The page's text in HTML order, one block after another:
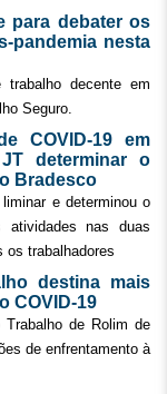
para debater os
pandemia nesta
decente em
Seguro.
COVID-19 em
determinar o
Bradesco
e determinou o
atividades nas duas
os trabalhadores
destina mais
COVID-19
de Rolim de
de enfrentamento à